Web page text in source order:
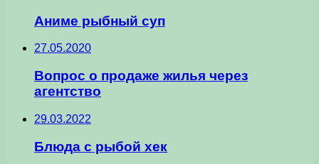
Аниме рыбный суп
27.05.2020
Вопрос о продаже жилья через
агентство
29.03.2022
Блюда с рыбой хек